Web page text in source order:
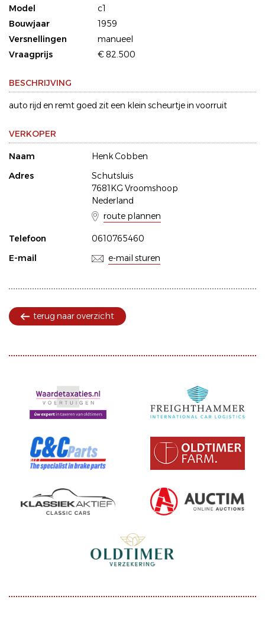
Model
c1
Bouwjaar
1959
Versnellingen
manueel
Vraagprijs
€ 82.500
BESCHRIJVING
auto rijd en remt goed zit een klein scheurtje in voorruit
VERKOPER
Naam
Henk Cobben
Adres
Schutsluis
7681KG Vroomshoop
Nederland
route plannen
Telefoon
0610765460
E-mail
e-mail sturen
terug naar overzicht